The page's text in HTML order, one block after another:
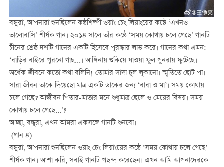
বন্ধুরা, আপনারা শুনছিলেন কন্ঠশিল্পী ওয়াং চেং লিয়াংয়ের কন্ঠে ‘এখনও
ভালোবাসি’ শীর্ষক গান। ২০১৪ সালে তাঁর কন্ঠে ‘সময় কোথায় চলে গেছে’ গানটি
চীনের শ্রেষ্ঠ দশটি গানের একটি হিসেবে পুরস্কার লাভ করে। গানের কথা এমন:
‘বাড়ির বাইরে পুরনো গাছ...। আঙ্গিনায় শুকিয়ে যাওয়া ফুল পুনরায় ফুটেছে।
অর্ধেক জীবনে কতো কথা বলিনি! তোমার সাদা চুল লুকানো। স্মৃতিতে ছোট পা।
সারা জীবন তাকে দিয়েছো মাত্র একটি ডাকের জন্য ‘বাবা ও মা’। সময় কোথায়
চলে গেছে? আজীবন পিতার-মাতার মনে শুধুমাত্র ছেলে ও মেয়ের বিষয়। সময়
কোথায় চলে গেছে...’?
আচ্ছা, বন্ধুরা, এখন আমরা একসঙ্গে গানটি শুনবো।
(গান ৪)
বন্ধুরা, আপনারা শুনছিলেন ওয়াং চেং লিয়াংয়ের কন্ঠে ‘সময় কোথায় চলে গেছে’
শীর্ষক গান। আশা করি, সবাই গানটি পছন্দ করেছেন। এখন আমি আপনাদেরকে